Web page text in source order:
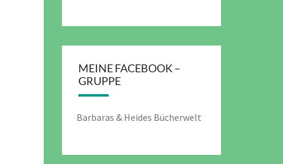
MEINE FACEBOOK –
GRUPPE
Barbaras & Heides Bücherwelt